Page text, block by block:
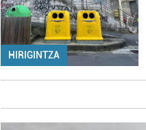
HIRIGINTZA